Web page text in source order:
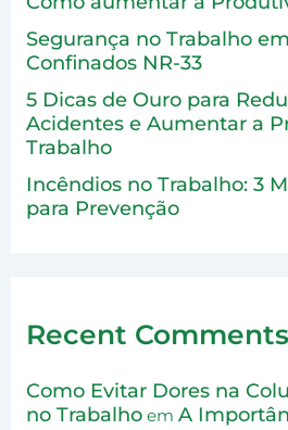
Segurança no Trabalho
Confinados NR-33
5 Dicas de Ouro para
Acidentes e Aumentar a
Trabalho
Incêndios no Trabalho: 3
para Prevenção
Recent Comments
Como Evitar Dores na
no Trabalho emA